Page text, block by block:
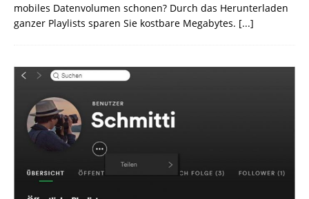
mobiles Datenvolumen schonen? Durch das Herunterladen
ganzer Playlists sparen Sie kostbare Megabytes. [...]